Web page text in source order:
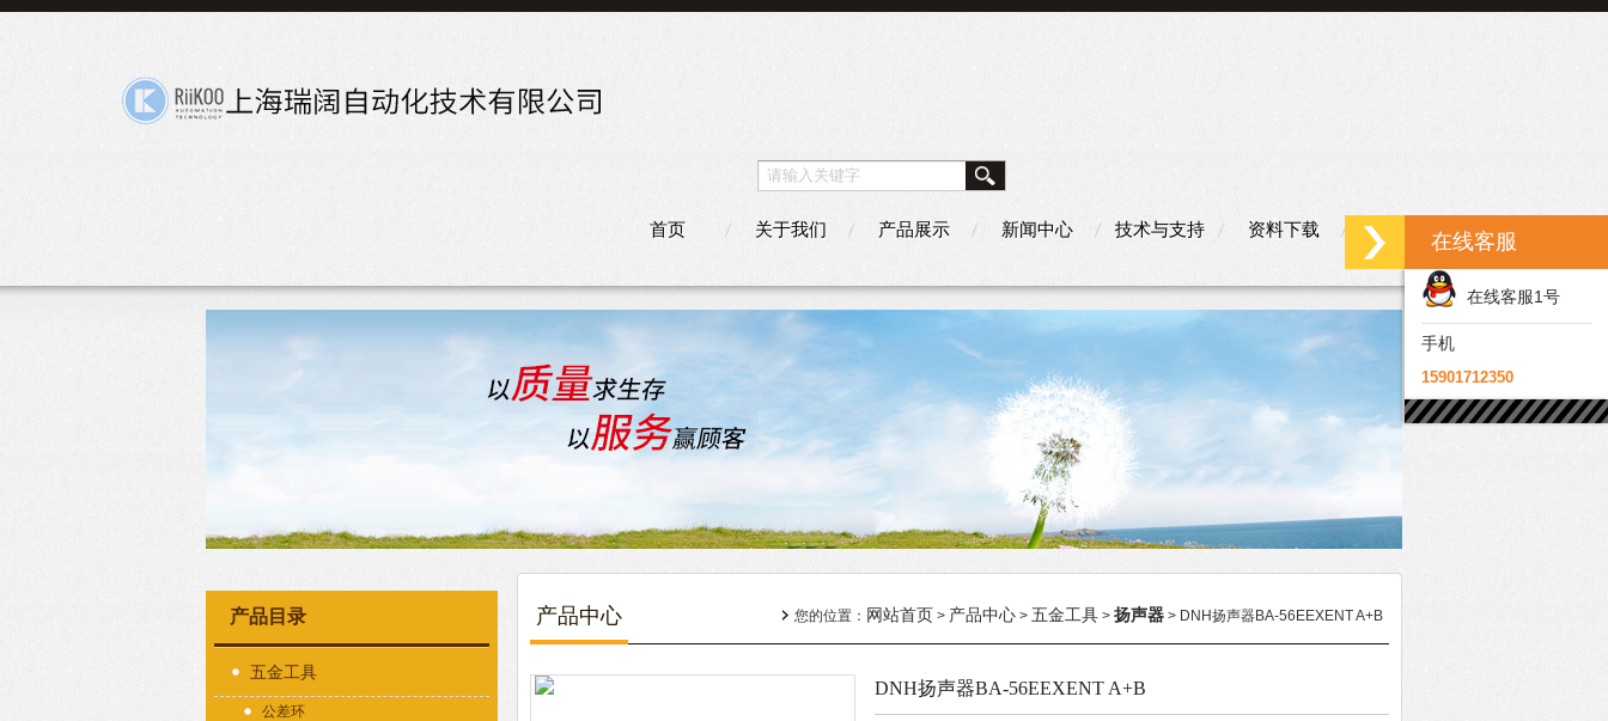
首页 关于我们 产品展示 新闻中心 技术与支持 资料下载 联系我们
产品目录
五金工具
公差环
产品中心 您的位置： 网站首页 > 产品中心 > 五金工具 > 扬声器 > DNH扬声器BA-56EEXENT A+B
DNH扬声器BA-56EEXENT A+B
在线客服
在线客服1号
手机
15901712350